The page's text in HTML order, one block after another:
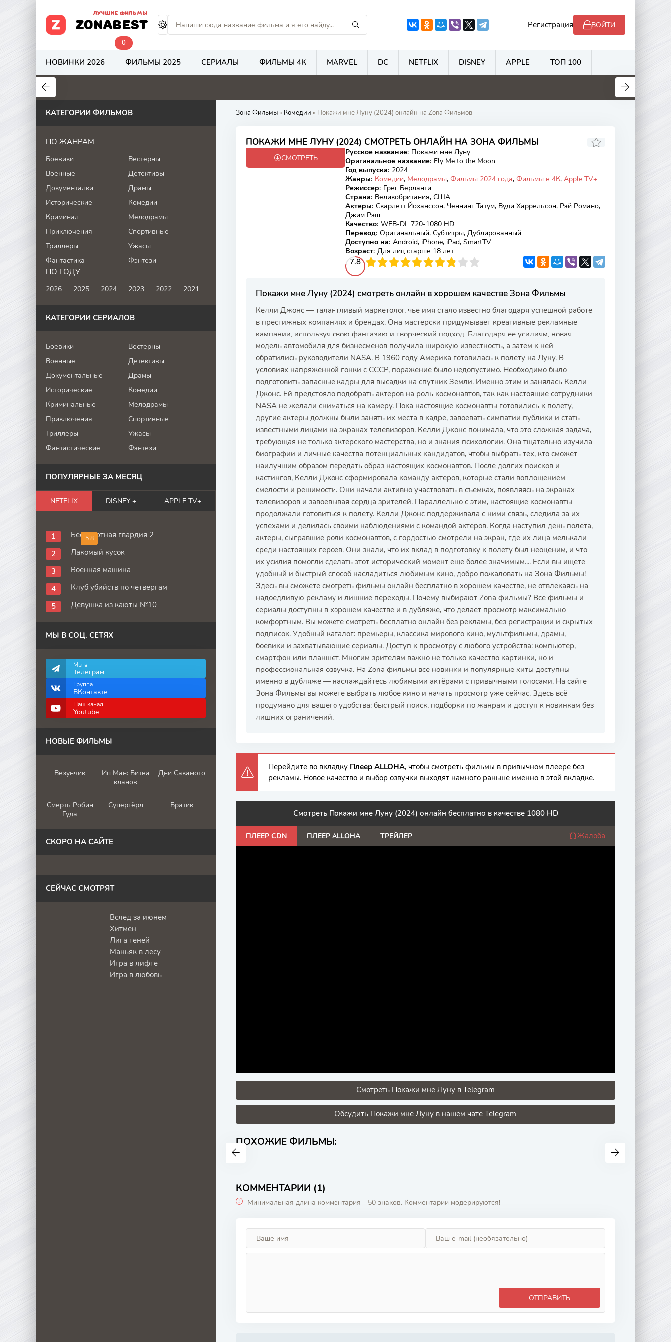
ZONABEST
ЛУЧШИЕ ФИЛЬМЫ
Регистрация ВОЙТИ
НОВИНКИ 2026
0
ФИЛЬМЫ 2025 СЕРИАЛЫ ФИЛЬМЫ 4К MARVEL DC NETFLIX DISNEY APPLE ТОП 100
4.5
Зона Фильмы» Комедии » Покажи мне Луну (2024) онлайн на Zona Фильмов
ПОКАЖИ МНЕ ЛУНУ (2024) СМОТРЕТЬ ОНЛАЙН НА ЗОНА ФИЛЬМЫ
6.75 6.6
СМОТРЕТЬ
Русское название: Покажи мне Луну
Оригинальное название: Fly Me to the Moon
Год выпуска: 2024
Жанры: Комедии, Мелодрамы, Фильмы 2024 года, Фильмы в 4К, Apple TV+
Режиссер: Грег Берланти
Страна: Великобритания, США
Актеры: Скарлетт Йоханссон, Ченнинг Татум, Вуди Харрельсон, Рэй Романо,
Джим Рэш
Качество: WEB-DL 720-1080 HD
Перевод: Оригинальный, Субтитры, Дублированный
Доступно на: Android, iPhone, iPad, SmartTV
Возраст: Для лиц старше 18 лет
7.8
4 5 6 7 8 9 10
Покажи мне Луну (2024) смотреть онлайн в хорошем качестве Зона Фильмы
Келли Джонс — талантливый маркетолог, чье имя стало известно благодаря успешной работе
в престижных компаниях и брендах. Она мастерски придумывает креативные рекламные
кампании, используя свою фантазию и творческий подход. Благодаря ее усилиям, новая
модель автомобиля для бизнесменов получила широкую известность, а затем к ней
обратились руководители NASA. В 1960 году Америка готовилась к полету на Луну. В
условиях напряженной гонки с СССР, поражение было недопустимо. Необходимо было
подготовить запасные кадры для высадки на спутник Земли. Именно этим и занялась Келли
Джонс. Ей предстояло подобрать актеров на роль космонавтов, так как настоящие сотрудники
NASA не желали сниматься на камеру. Пока настоящие космонавты готовились к полету,
другие актеры должны были занять их места в кадре, завоевать симпатии публики и стать
известными лицами на экранах телевизоров. Келли Джонс понимала, что это сложная задача,
требующая не только актерского мастерства, но и знания психологии. Она тщательно изучила
биографии и личные качества потенциальных кандидатов, чтобы выбрать тех, кто сможет
наилучшим образом передать образ настоящих космонавтов. После долгих поисков и
кастингов, Келли Джонс сформировала команду актеров, которые стали воплощением
смелости и решимости. Они начали активно участвовать в съемках, появляясь на экранах
телевизоров и завоевывая сердца зрителей. Параллельно с этим, настоящие космонавты
продолжали готовиться к полету. Келли Джонс поддерживала с ними связь, следила за их
успехами и делилась своими наблюдениями с командой актеров. Когда наступил день полета,
актеры, сыгравшие роли космонавтов, с гордостью смотрели на экран, где их лица мелькали
среди настоящих героев. Они знали, что их вклад в подготовку к полету был неоценим, и что
их усилия помогли сделать этот исторический момент еще более значимым.... Если вы ищете
удобный и быстрый способ насладиться любимым кино, добро пожаловать на Зона Фильмы!
Здесь вы сможете смотреть фильмы онлайн бесплатно в хорошем качестве, не отвлекаясь на
надоедливую рекламу и лишние переходы. Почему выбирают Zona фильмы? Все фильмы и
сериалы доступны в хорошем качестве и в дубляже, что делает просмотр максимально
комфортным. Вы можете смотреть бесплатно онлайн без рекламы, без регистрации и скрытых
подписок. Удобный каталог: премьеры, классика мирового кино, мультфильмы, драмы,
боевики и захватывающие сериалы. Доступ к просмотру с любого устройства: компьютер,
смартфон или планшет. Многим зрителям важно не только качество картинки, но и
профессиональная озвучка. На Zona фильмы все новинки и популярные хиты доступны
именно в дубляже — наслаждайтесь любимыми актёрами с привычными голосами. На сайте
Зона Фильмы вы можете выбрать любое кино и начать просмотр уже сейчас. Здесь всё
продумано для вашего удобства: быстрый поиск, подборки по жанрам и доступ к новинкам без
лишних ограничений.
Перейдите во вкладку Плеер ALLOHA, чтобы смотреть фильмы в привычном плеере без
рекламы. Новое качество и выбор озвучки выходят намного раньше именно в этой вкладке.
Смотреть Покажи мне Луну (2024) онлайн бесплатно в качестве 1080 HD
ПЛЕЕР CDN ПЛЕЕР ALLOHA ТРЕЙЛЕР Жалоба
Смотреть Покажи мне Луну в Telegram
Обсудить Покажи мне Луну в нашем чате Telegram
ПОХОЖИЕ ФИЛЬМЫ:
КОММЕНТАРИИ (1)
Минимальная длина комментария - 50 знаков. Комментарии модерируются!
ОТПРАВИТЬ
КАТЕГОРИИ ФИЛЬМОВ
ПО ЖАНРАМ
Боевики
Вестерны
Военные
Детективы
Документалки
Драмы
Исторические
Комедии
Криминал
Мелодрамы
Приключения
Спортивные
Триллеры
Ужасы
Фантастика
Фэнтези
ПО ГОДУ
2026 2025 2024 2023 2022 2021
КАТЕГОРИИ СЕРИАЛОВ
Боевики
Вестерны
Военные
Детективы
Документальные
Драмы
Исторические
Комедии
Криминальные
Мелодрамы
Приключения
Спортивные
Триллеры
Ужасы
Фантастические
Фэнтези
ПОПУЛЯРНЫЕ ЗА МЕСЯЦ
NETFLIX DISNEY + APPLE TV+
5.8
Бессмертная гвардия 2
Лакомый кусок
Военная машина
Клуб убийств по четвергам
Девушка из каюты №10
МЫ В СОЦ. СЕТЯХ
Мы в
Телеграм
Группа
ВКонтакте
Наш канал
Youtube
НОВЫЕ ФИЛЬМЫ
Везунчик
Ип Ман: Битва
кланов
Дни Сакамото
Смерть Робин
Гуда
Супергёрл Братик
СКОРО НА САЙТЕ
СЕЙЧАС СМОТРЯТ
Вслед за июнем
Хитмен
Лига теней
Маньяк в лесу
Игра в лифте
Игра в любовь